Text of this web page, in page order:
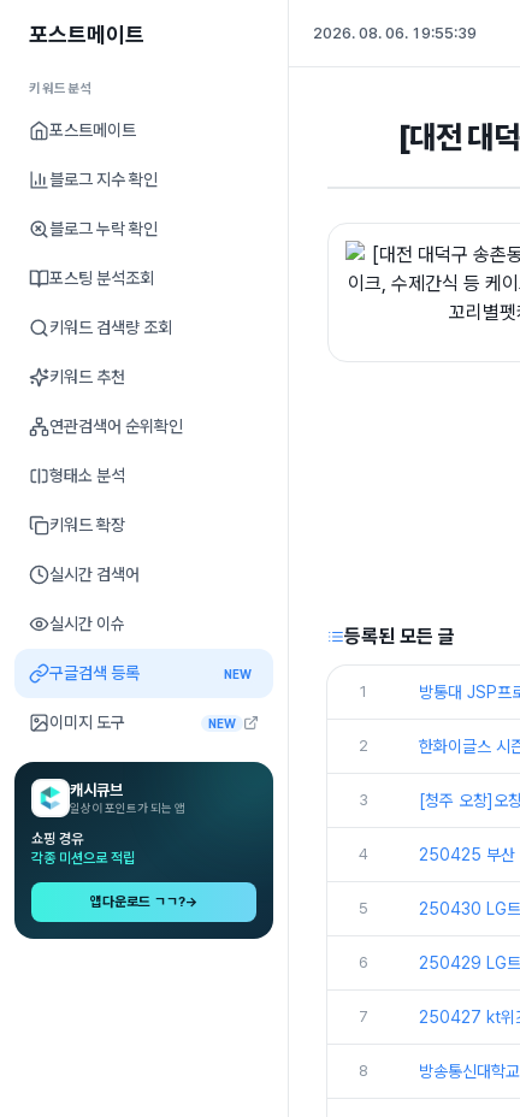
포스트메이트
키워드분석
포스트메이트
블로그 지수 확인
블로그 누락 확인
포스팅 분석조회
키워드 검색량 조회
키워드 추천
연관검색어 순위확인
형태소 분석
키워드 확장
실시간 검색어
실시간 이슈
구글검색 등록 NEW
이미지 도구 NEW
캐시큐브
일상이 포인트가 되는 앱
쇼핑 경유
각종 미션으로 적립
앱다운로드 ㄱㄱ?→
2026. 08. 06. 19:55:40
[대전 대
등록된 모든 글
1 방통대 JSP프
2 한화이글스 시
3 [청주 오창]오
4 250425 부산
5 250430 LG트
6 250429 LG트
7 250427 kt위
8 방송통신대학